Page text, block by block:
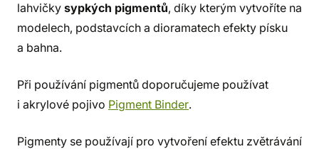
lahvičky sypkých pigmentů, díky kterým vytvoříte na
modelech, podstavcích a dioramatech efekty písku
a bahna.
Při používání pigmentů doporučujeme používat
i akrylové pojivo Pigment Binder.
Pigmenty se používají pro vytvoření efektu zvětrávání